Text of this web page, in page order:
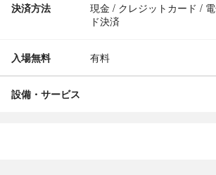
決済方法
現金 / クレジットカード /
ド決済
入場無料 有料
設備・サービス